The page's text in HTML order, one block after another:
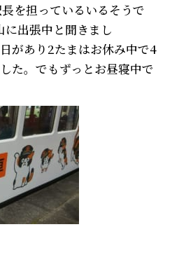
を担っているいるそうで
に出張中と聞きまし
あり2たまはお休み中で4
た。でもずっとお昼寝中で